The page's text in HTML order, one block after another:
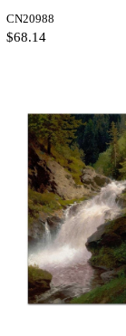
CN20988
$68.14